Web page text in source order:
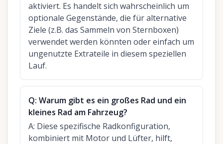
aktiviert. Es handelt sich wahrscheinlich um
optionale Gegenstände, die für alternative
Ziele (z.B. das Sammeln von Sternboxen)
verwendet werden könnten oder einfach um
ungenutzte Extrateile in diesem speziellen
Lauf.
Q: Warum gibt es ein großes Rad und ein
kleines Rad am Fahrzeug?
A: Diese spezifische Radkonfiguration,
kombiniert mit Motor und Lüfter, hilft,